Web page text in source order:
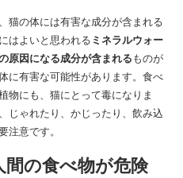
猫の体には有害な成分が含まれる
はよいと思われる ミネラルウォー
原因になる成分が含まれるものが
に有害な可能性があります。食べ
物にも、猫にとって毒になりま
じゃれたり、かじったり、飲み込
注意です。
の食べ物が危険